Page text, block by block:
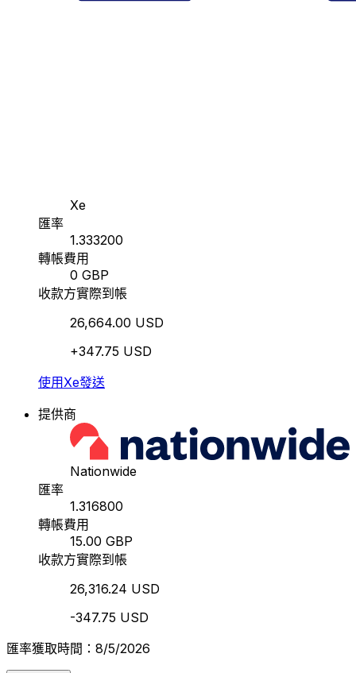
Xe
匯率
1.333200
轉帳費用
0 GBP
收款方實際到帳
26,664.00 USD
+347.75 USD
使用Xe發送
提供商
Nationwide
匯率
1.316800
轉帳費用
15.00 GBP
收款方實際到帳
26,316.24 USD
-347.75 USD
匯率獲取時間：8/5/2026